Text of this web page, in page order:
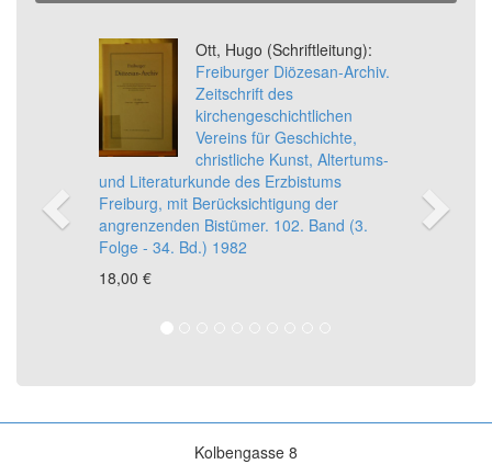
Ott, Hugo (Schriftleitung):
Freiburger Diözesan-Archiv.
Zeitschrift des
kirchengeschichtlichen
Vereins für Geschichte,
christliche Kunst, Altertums-
und Literaturkunde des Erzbistums
Freiburg, mit Berücksichtigung der
angrenzenden Bistümer. 102. Band (3.
Folge - 34. Bd.) 1982
18,00 €
Previous
Kolbengasse 8